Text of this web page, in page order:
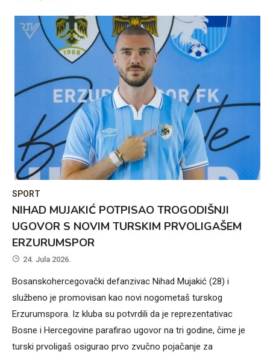
SPORT
NIHAD MUJAKIĆ POTPISAO TROGODIŠNJI
UGOVOR S NOVIM TURSKIM PRVOLIGAŠEM
ERZURUMSPOR
24. Jula 2026.
Bosanskohercegovački defanzivac Nihad Mujakić (28) i
službeno je promovisan kao novi nogometaš turskog
Erzurumspora. Iz kluba su potvrdili da je reprezentativac
Bosne i Hercegovine parafirao ugovor na tri godine, čime je
turski prvoligaš osigurao prvo zvučno pojačanje za